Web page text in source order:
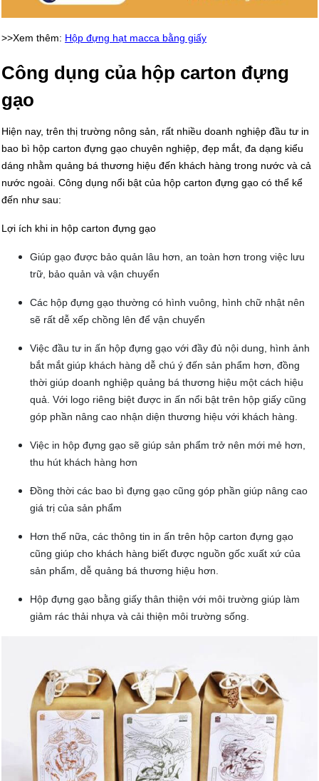
>>Xem thêm: Hộp đựng hạt macca bằng giấy
Công dụng của hộp carton đựng
gạo
Hiện nay, trên thị trường nông sản, rất nhiều doanh nghiệp đầu tư in
bao bì hộp carton đựng gạo chuyên nghiệp, đẹp mắt, đa dạng kiểu
dáng nhằm quảng bá thương hiệu đến khách hàng trong nước và cả
nước ngoài. Công dụng nổi bật của hộp carton đựng gạo có thể kể
đến như sau:
Lợi ích khi in hộp carton đựng gạo
Giúp gạo được bảo quản lâu hơn, an toàn hơn trong việc lưu
trữ, bảo quản và vận chuyển
Các hộp đựng gạo thường có hình vuông, hình chữ nhật nên
sẽ rất dễ xếp chồng lên để vận chuyển
Việc đầu tư in ấn hộp đựng gạo với đầy đủ nội dung, hình ảnh
bắt mắt giúp khách hàng dễ chú ý đến sản phẩm hơn, đồng
thời giúp doanh nghiệp quảng bá thương hiệu một cách hiệu
quả. Với logo riêng biệt được in ấn nổi bật trên hộp giấy cũng
góp phần nâng cao nhận diện thương hiệu với khách hàng.
Việc in hộp đựng gạo sẽ giúp sản phẩm trở nên mới mẻ hơn,
thu hút khách hàng hơn
Đồng thời các bao bì đựng gạo cũng góp phần giúp nâng cao
giá trị của sản phẩm
Hơn thế nữa, các thông tin in ấn trên hộp carton đựng gạo
cũng giúp cho khách hàng biết được nguồn gốc xuất xứ của
sản phẩm, dễ quảng bá thương hiệu hơn.
Hộp đựng gạo bằng giấy thân thiện với môi trường giúp làm
giảm rác thải nhựa và cải thiện môi trường sống.